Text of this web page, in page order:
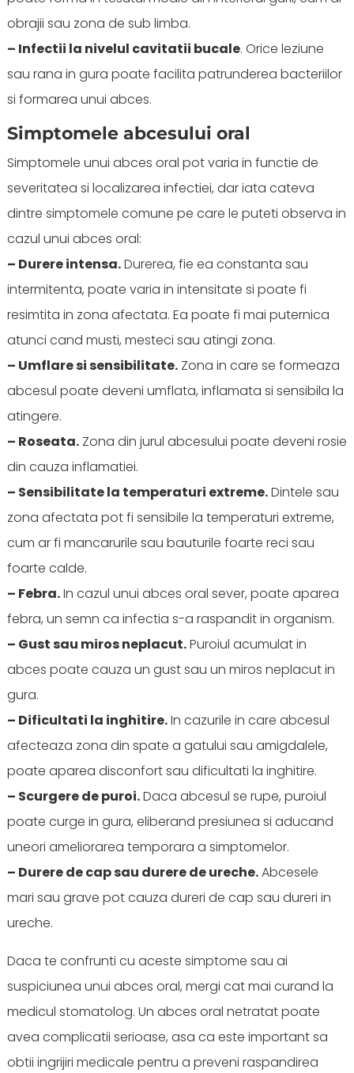
obrajii sau zona de sub limba.
– Infectii la nivelul cavitatii bucale. Orice leziune
sau rana in gura poate facilita patrunderea bacteriilor
si formarea unui abces.
Simptomele abcesului oral
Simptomele unui abces oral pot varia in functie de
severitatea si localizarea infectiei, dar iata cateva
dintre simptomele comune pe care le puteti observa in
cazul unui abces oral:
– Durere intensa.Durerea, fie ea constanta sau
intermitenta, poate varia in intensitate si poate fi
resimtita in zona afectata. Ea poate fi mai puternica
atunci cand musti, mesteci sau atingi zona.
– Umflare si sensibilitate.Zona in care se formeaza
abcesul poate deveni umflata, inflamata si sensibila la
atingere.
– Roseata.Zona din jurul abcesului poate deveni rosie
din cauza inflamatiei.
– Sensibilitate la temperaturi extreme.Dintele sau
zona afectata pot fi sensibile la temperaturi extreme,
cum ar fi mancarurile sau bauturile foarte reci sau
foarte calde.
– Febra.In cazul unui abces oral sever, poate aparea
febra, un semn ca infectia s-a raspandit in organism.
– Gust sau miros neplacut.Puroiul acumulat in
abces poate cauza un gust sau un miros neplacut in
gura.
– Dificultati la inghitire.In cazurile in care abcesul
afecteaza zona din spate a gatului sau amigdalele,
poate aparea disconfort sau dificultati la inghitire.
– Scurgere de puroi.Daca abcesul se rupe, puroiul
poate curge in gura, eliberand presiunea si aducand
uneori ameliorarea temporara a simptomelor.
– Durere de cap sau durere de ureche.Abcesele
mari sau grave pot cauza dureri de cap sau dureri in
ureche.
Daca te confrunti cu aceste simptome sau ai
suspiciunea unui abces oral, mergi cat mai curand la
medicul stomatolog. Un abces oral netratat poate
avea complicatii serioase, asa ca este important sa
obtii ingrijiri medicale pentru a preveni raspandirea